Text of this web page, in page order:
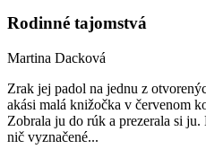
Rodinné tajomstvá
Martina Dacková
Zrak jej padol na jednu z
akási malá knižočka v červenom
Zobrala ju do rúk a prezerala si
nič vyznačené...